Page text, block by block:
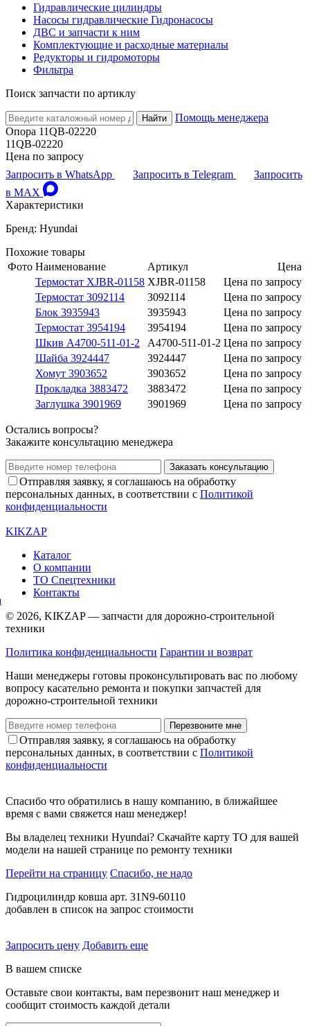
Гидравлические цилиндры
Насосы гидравлические Гидронасосы
ДВС и запчасти к ним
Комплектующие и расходные материалы
Редукторы и гидромоторы
Фильтра
Поиск запчасти по артиклу
Найти
Помощь менеджера
Опора 11QB-02220
11QB-02220
Цена по запросу
Запросить в WhatsApp
Запросить в Telegram
Запросить
в MAX
Характеристики
Бренд: Hyundai
Похожие товары
Фото Наименование Артикул
Цена
Термостат XJBR-01158 XJBR-01158
Цена по запросу
Термостат 3092114
3092114
Цена по запросу
Блок 3935943
3935943
Цена по запросу
Термостат 3954194
3954194
Цена по запросу
Шкив A4700-511-01-2
A4700-511-01-2 Цена по запросу
Шайба 3924447
3924447
Цена по запросу
Хомут 3903652
3903652
Цена по запросу
Прокладка 3883472
3883472
Цена по запросу
Заглушка 3901969
3901969 Цена по запросу
Остались вопросы?
Закажите консультацию менеджера
Заказать консультацию
Отправляя заявку, я соглашаюсь на обработку
персональных данных, в соответствии с Политикой
конфиденциальности
KIKZAP
Каталог
О компании
ТО Спецтехники
Контакты
© 2026, KIKZAP — запчасти для дорожно-строительной
техники
Политика конфиденциальности Гарантии и возврат
Наши менеджеры готовы проконсультировать вас по любому
вопросу касательно ремонта и покупки запчастей для
дорожно-строительной техники
Перезвоните мне
Отправляя заявку, я соглашаюсь на обработку
персональных данных, в соответствии с Политикой
конфиденциальности
Спасибо что обратились в нашу компанию, в ближайшее
время с вами свяжется наш менеджер!
Вы владелец техники Hyundai? Скачайте карту ТО для вашей
модели на нашей странице по ремонту техники
Перейти на страницу Спасибо, не надо
Гидроцилиндр ковша арт. 31N9-60110
добавлен в список на запрос стоимости
Запросить цену Добавить еще
В вашем списке
Оставьте свои контакты, вам перезвонит наш менеджер и
сообщит стоимость каждой детали